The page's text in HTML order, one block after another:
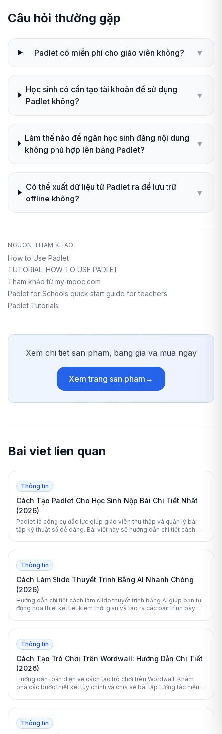
Câu hỏi thường gặp
Padlet có miễn phí cho giáo viên không? ▼
Học sinh có cần tạo tài khoản để sử dụng
Padlet không?
▼
Làm thế nào để ngăn học sinh đăng nội dung
không phù hợp lên bảng Padlet?
▼
Có thể xuất dữ liệu từ Padlet ra để lưu trữ
offline không?
▼
NGUON THAM KHAO
How to Use Padlet
TUTORIAL: HOW TO USE PADLET
Tham khảo từ my-mooc.com
Padlet for Schools quick start guide for teachers
Padlet Tutorials:
Xem chi tiet san pham, bang gia va mua ngay
Xem trang san pham →
Bai viet lien quan
Thông tin
Cách Tạo Padlet Cho Học Sinh Nộp Bài Chi Tiết Nhất
(2026)
Padlet là công cụ đắc lực giúp giáo viên thu thập và quản lý bài
tập kỹ thuật số dễ dàng. Bài viết này sẽ hướng dẫn chi tiết cách
Thông tin
Cách Làm Slide Thuyết Trình Bằng AI Nhanh Chóng
(2026)
Hướng dẫn chi tiết cách làm slide thuyết trình bằng AI giúp bạn tự
động hóa thiết kế, tiết kiệm thời gian và tạo ra các bản trình bày
Thông tin
Cách Tạo Trò Chơi Trên Wordwall: Hướng Dẫn Chi Tiết
(2026)
Hướng dẫn toàn diện về cách tạo trò chơi trên Wordwall. Khám
phá các bước thiết kế, tùy chỉnh và chia sẻ bài tập tương tác hiệu
Thông tin